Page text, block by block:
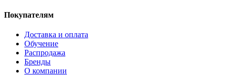
Покупателям
Доставка и оплата
Обучение
Распродажа
Бренды
О компании